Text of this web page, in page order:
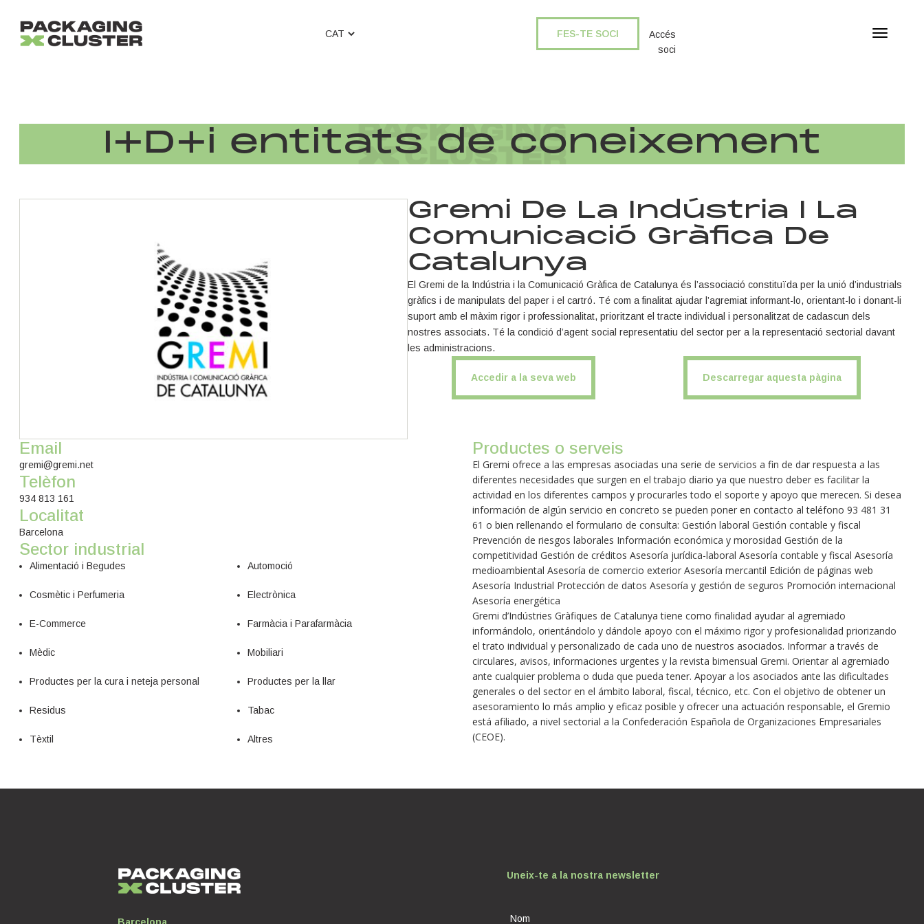
T
n
FES-TE SOCI
Accés
soci
I+D+i entitats de coneixement
Gremi De La Indústria I La
Comunicació Gràfica De
Catalunya
El Gremi de la Indústria i la Comunicació Gràfica de Catalunya és l’associació constituïda per la unió d’industrials
gràfics i de manipulats del paper i el cartró. Té com a finalitat ajudar l’agremiat informant-lo, orientant-lo i donant-li
suport amb el màxim rigor i professionalitat, prioritzant el tracte individual i personalitzat de cadascun dels
nostres associats. Té la condició d’agent social representatiu del sector per a la representació sectorial davant
les administracions.
Accedir a la seva web Descarregar aquesta pàgina
Email
gremi@gremi.net
Telèfon
934 813 161
Localitat
Barcelona
Sector industrial
Alimentació i Begudes Automoció
Cosmètic i Perfumeria Electrònica
E-Commerce Farmàcia i Parafarmàcia
Mèdic Mobiliari
Productes per la cura i neteja personal Productes per la llar
Residus Tabac
Tèxtil Altres
Productes o serveis
El Gremi ofrece a las empresas asociadas una serie de servicios a fin de dar respuesta a las
diferentes necesidades que surgen en el trabajo diario ya que nuestro deber es facilitar la
actividad en los diferentes campos y procurarles todo el soporte y apoyo que merecen. Si desea
información de algún servicio en concreto se pueden poner en contacto al teléfono 93 481 31
61 o bien rellenando el formulario de consulta: Gestión laboral Gestión contable y fiscal
Prevención de riesgos laborales Información económica y morosidad Gestión de la
competitividad Gestión de créditos Asesoría jurídica-laboral Asesoría contable y fiscal Asesoría
medioambiental Asesoría de comercio exterior Asesoría mercantil Edición de páginas web
Asesoría Industrial Protección de datos Asesoría y gestión de seguros Promoción internacional
Asesoría energética
Gremi d’Indústries Gràfiques de Catalunya tiene como finalidad ayudar al agremiado
informándolo, orientándolo y dándole apoyo con el máximo rigor y profesionalidad priorizando
el trato individual y personalizado de cada uno de nuestros asociados. Informar a través de
circulares, avisos, informaciones urgentes y la revista bimensual Gremi. Orientar al agremiado
ante cualquier problema o duda que pueda tener. Apoyar a los asociados ante las dificultades
generales o del sector en el ámbito laboral, fiscal, técnico, etc. Con el objetivo de obtener un
asesoramiento lo más amplio y eficaz posible y ofrecer una actuación responsable, el Gremio
está afiliado, a nivel sectorial a la Confederación Española de Organizaciones Empresariales
(CEOE).
Uneix-te a la nostra newsletter